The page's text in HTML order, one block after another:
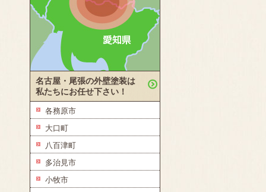
名古屋・尾張の外壁塗装は
私たちにお任せ下さい！
各務原市
大口町
八百津町
多治見市
小牧市